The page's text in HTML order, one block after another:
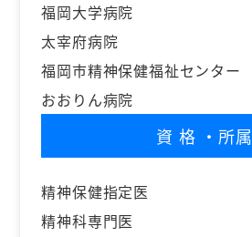
福岡大学病院
太宰府病院
福岡市精神保健福祉センター
おおりん病院
資格 ・所属
精神保健指定医
精神科専門医